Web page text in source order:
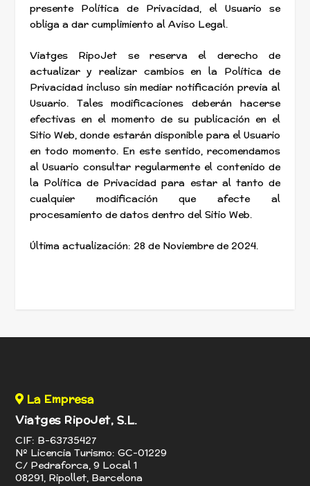
presente Política de Privacidad, el Usuario se
obliga a dar cumplimiento al Aviso Legal.
Viatges RipoJet se reserva el derecho de
actualizar y realizar cambios en la Política de
Privacidad incluso sin mediar notificación previa al
Usuario. Tales modificaciones deberán hacerse
efectivas en el momento de su publicación en el
Sitio Web, donde estarán disponible para el Usuario
en todo momento. En este sentido, recomendamos
al Usuario consultar regularmente el contenido de
la Política de Privacidad para estar al tanto de
cualquier modificación que afecte al
procesamiento de datos dentro del Sitio Web.
Última actualización: 28 de Noviembre de 2024.
La Empresa
Viatges RipoJet, S.L.
CIF: B-63735427
Nº Licencia Turismo: GC-01229
C/ Pedraforca, 9 Local 1
08291, Ripollet, Barcelona